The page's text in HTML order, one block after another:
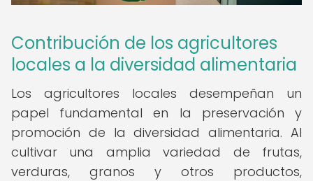
Contribución de los agricultores
locales a la diversidad alimentaria
Los agricultores locales desempeñan un
papel fundamental en la preservación y
promoción de la diversidad alimentaria. Al
cultivar una amplia variedad de frutas,
verduras, granos y otros productos,